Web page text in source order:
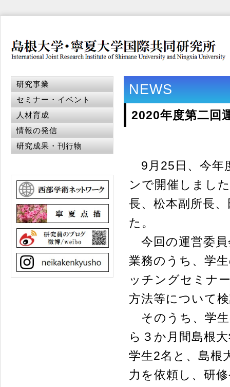
NEWS
2020年度第二回
9月25日、今年
ンで開催しまし
長、松本副所長
た。
今回の運営委員
業務のうち、学
ッチングセミナ
方法等について
そのうち、学生
ら３か月間島根
学生2名と、島根
力を依頼し、研
研究事業
セミナー・イベント
人材育成
情報の発信
研究成果・刊行物